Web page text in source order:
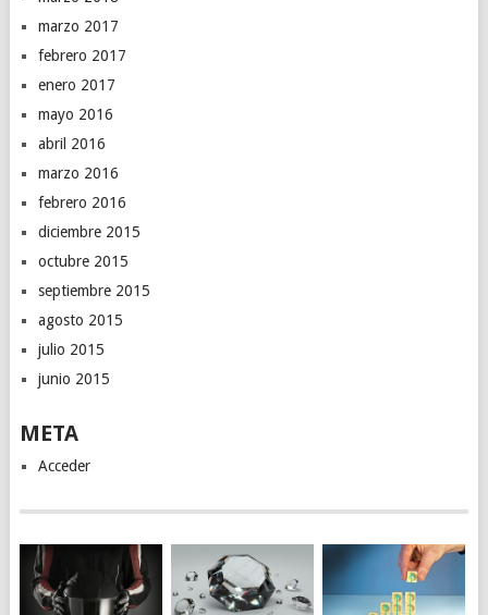
marzo 2017
febrero 2017
enero 2017
mayo 2016
abril 2016
marzo 2016
febrero 2016
diciembre 2015
octubre 2015
septiembre 2015
agosto 2015
julio 2015
junio 2015
META
Acceder